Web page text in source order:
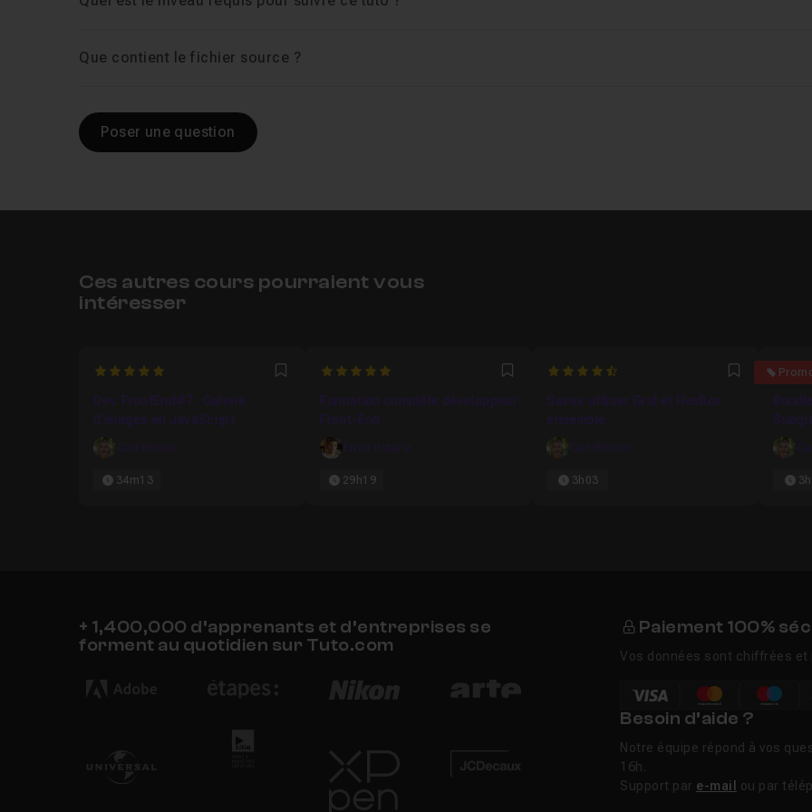
Que contient le fichier source ?
Poser une question
Ces autres cours pourraient vous
intéresser
5 Favori
Dev. FrontEnd#7 : Galerie
d'images en JavaScript
Carl Brison
34m13
5 Favori
Formation complète développeur
Front-End
Enzo Ustariz
29h19
4.88 Favori
Savoir utiliser Grid et FlexBox
ensemble
Carl Brison
3h03
5
+ 1,400,000 d’apprenants et d’entreprises se
forment au quotidien sur Tuto.com
Paiement 100%
Vos données sont chiffrées
Besoin d’aide ?
Notre équipe répond à vos
16h.
Support par e-mail ou par